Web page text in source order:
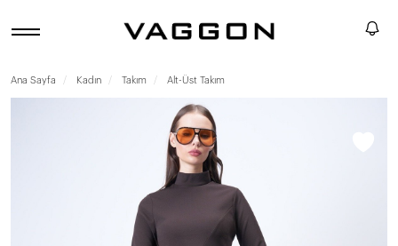
Ana Sayfa Kadın Takım Alt-Üst Takım